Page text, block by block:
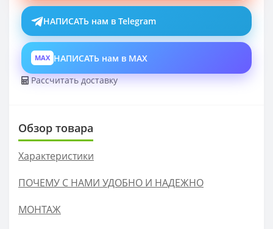
НАПИСАТЬ нам в Telegram
MAX НАПИСАТЬ нам в MAX
Рассчитать доставку
Обзор товара
Характеристики
ПОЧЕМУ С НАМИ УДОБНО И НАДЕЖНО
МОНТАЖ